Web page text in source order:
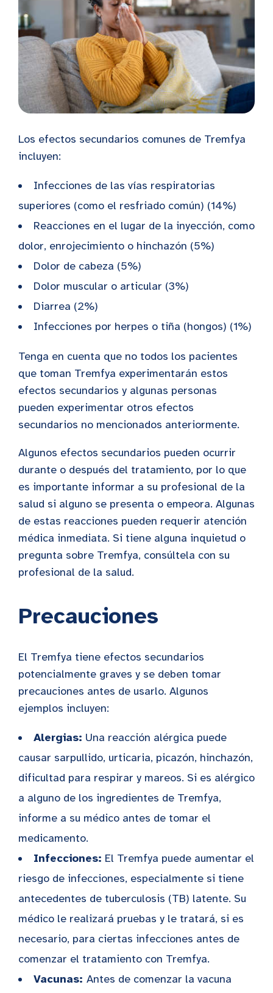
Los efectos secundarios comunes de Tremfya
incluyen:
Infecciones de las vías respiratorias
superiores (como el resfriado común) (14%)
Reacciones en el lugar de la inyección, como
dolor, enrojecimiento o hinchazón (5%)
Dolor de cabeza (5%)
Dolor muscular o articular (3%)
Diarrea (2%)
Infecciones por herpes o tiña (hongos) (1%)
Tenga en cuenta que no todos los pacientes
que toman Tremfya experimentarán estos
efectos secundarios y algunas personas
pueden experimentar otros efectos
secundarios no mencionados anteriormente.
Algunos efectos secundarios pueden ocurrir
durante o después del tratamiento, por lo que
es importante informar a su profesional de la
salud si alguno se presenta o empeora. Algunas
de estas reacciones pueden requerir atención
médica inmediata. Si tiene alguna inquietud o
pregunta sobre Tremfya, consúltela con su
profesional de la salud.
Precauciones
El Tremfya tiene efectos secundarios
potencialmente graves y se deben tomar
precauciones antes de usarlo. Algunos
ejemplos incluyen:
Alergias: Una reacción alérgica puede
causar sarpullido, urticaria, picazón, hinchazón,
dificultad para respirar y mareos. Si es alérgico
a alguno de los ingredientes de Tremfya,
informe a su médico antes de tomar el
medicamento.
Infecciones: El Tremfya puede aumentar el
riesgo de infecciones, especialmente si tiene
antecedentes de tuberculosis (TB) latente. Su
médico le realizará pruebas y le tratará, si es
necesario, para ciertas infecciones antes de
comenzar el tratamiento con Tremfya.
Vacunas: Antes de comenzar la vacuna